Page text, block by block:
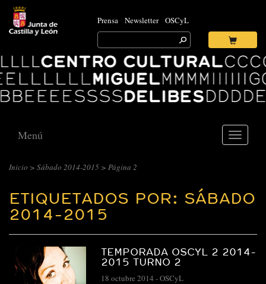
Prensa Newsletter OSCyL
Search
for:
Ok
Centro
Cultural
Miguel
Delibes
Toggle
Menú
Inicio > Sábado 2014-2015 > Página 2
ETIQUETADOS POR: SÁBADO
2014-2015
TEMPORADA OSCYL 2 2014-
2015 TURNO 2
18 octubre 2014 -OSCyL